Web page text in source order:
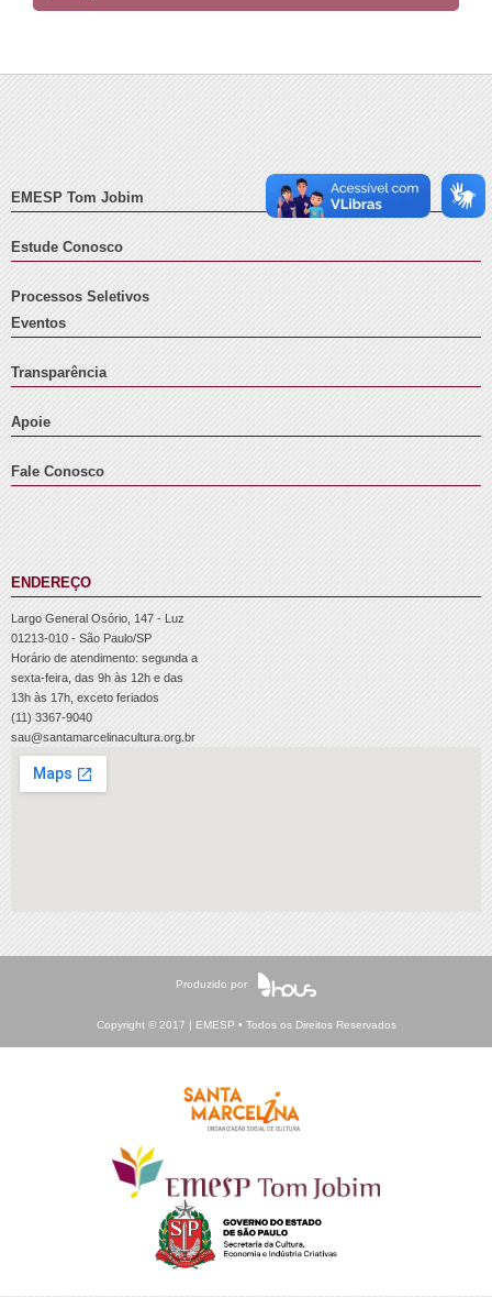
EMESP Tom Jobim
Estude Conosco
Processos Seletivos
Eventos
Transparência
Apoie
Fale Conosco
ENDEREÇO
Largo General Osório, 147 - Luz
01213-010 - São Paulo/SP
Horário de atendimento: segunda a
sexta-feira, das 9h às 12h e das
13h às 17h, exceto feriados
(11) 3367-9040
sau@santamarcelinacultura.org.br
Produzido por
Copyright © 2017 | EMESP • Todos os Direitos Reservados